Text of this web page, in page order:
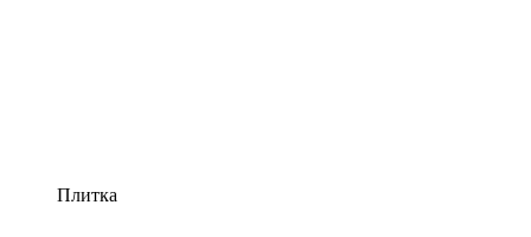
Плитка